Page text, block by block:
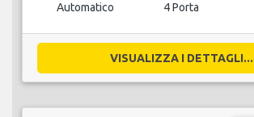
Automatico 4 Porta
VISUALIZZA I DETTAGLI...